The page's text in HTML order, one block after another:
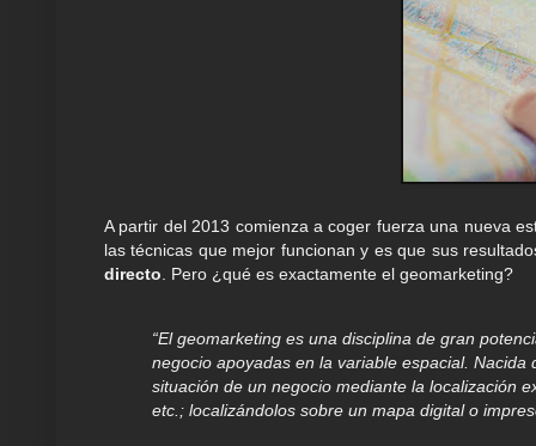
A partir del 2013 comienza a coger fuerza una nueva
las técnicas que mejor funcionan y es que sus
directo . Pero ¿qué es exactamente el geomarketing?
“El geomarketing es una disciplina de gran
negocio apoyadas en la variable espacial.
situación de un negocio mediante la localización
etc.; localizándolos sobre un mapa digital o